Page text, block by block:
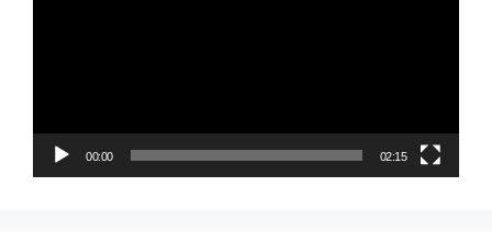
00:00 02:15